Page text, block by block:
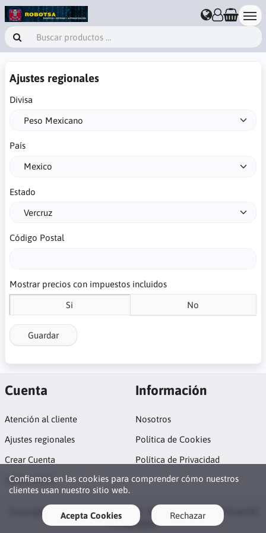
Ajustes regionales
Divisa
País
Estado
Código Postal
Mostrar precios con impuestos incluidos
Si No
Guardar
Confiamos en las cookies para comprender cómo nuestros
clientes usan nuestro sitio web.
Acepta Cookies Rechazar
Cuenta
Atención al cliente
Ajustes regionales
Crear Cuenta
Iniciar sesión
Información
Nosotros
Política de Cookies
Política de Privacidad
Copyright © 2026 Tienda RobotSA. All rights reserved · Powered
LiteCart®